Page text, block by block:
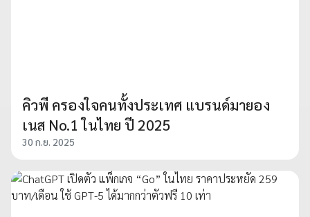
คิวพี ครองใจคนทั้งประเทศ แบรนด์มายอง
เนส No.1 ในไทย ปี 2025
30 ก.ย. 2025